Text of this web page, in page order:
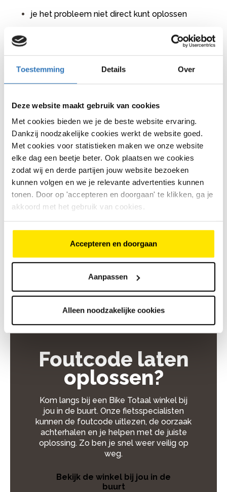
Toestemming Details Over
Deze website maakt gebruik van cookies
Met cookies bieden we je de beste website ervaring.
Dankzij noodzakelijke cookies werkt de website goed.
Met cookies voor statistieken maken we onze website
elke dag een beetje beter. Ook plaatsen we cookies
zodat wij en derde partijen jouw website bezoeken
kunnen volgen en we je relevante advertenties kunnen
tonen. Door op 'accepteren en doorgaan' te klikken, ga je
akkoord met het gebruik van cookies.
Accepteren en doorgaan
Aanpassen
Alleen noodzakelijke cookies
je het probleem niet direct kunt oplossen
Blijft het probleem bestaan, laat dan de
snelheidssensor controleren.
Wat doet een fietsenmaker?
Een fietsenmaker controleert meestal:
of de snelheidssensor goed functioneert
of de kabel en connectoren in orde zijn
of het snelheidssignaal goed wordt
doorgegeven
of de sensor vervangen moet worden
Soms is het een probleem met de kabel. Soms is de
sensor zelf defect.
Is het een dure reparatie?
Vaak niet, als het gaat om een aansluiting of sensor.
Duurder wordt het als er meer aan de hand is in de
bekabeling of elektronica.
Foutcode laten
oplossen?
Kom langs bij een Bike Totaal winkel bij
jou in de buurt. Onze fietsspecialisten
kunnen de foutcode uitlezen, de oorzaak
achterhalen en je helpen met de juiste
oplossing. Zo ben je snel weer veilig op
weg.
Bekijk de winkel bij jou in de
buurt